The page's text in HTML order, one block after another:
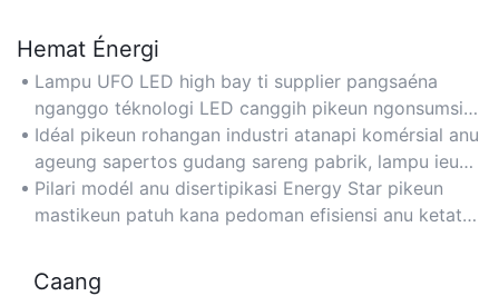
Hemat Énergi
Lampu UFO LED high bay ti supplier pangsaéna
nganggo téknologi LED canggih pikeun ngonsumsi
énergi dugi ka 50% langkung sakedik tibatan lampu
tradisional, ngirangan biaya listrik sacara signifikan.
Idéal pikeun rohangan industri atanapi komérsial anu
ageung sapertos gudang sareng pabrik, lampu ieu
nyayogikeun katerangan anu optimal kalayan runtah
énergi anu minimal.
Pilari modél anu disertipikasi Energy Star pikeun
mastikeun patuh kana pedoman efisiensi anu ketat
Caang